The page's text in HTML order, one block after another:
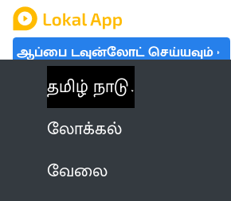
ஆப்பை டவுன்லோட் செய்யவும்
தமிழ் நாடு
லோக்கல்
வேலை